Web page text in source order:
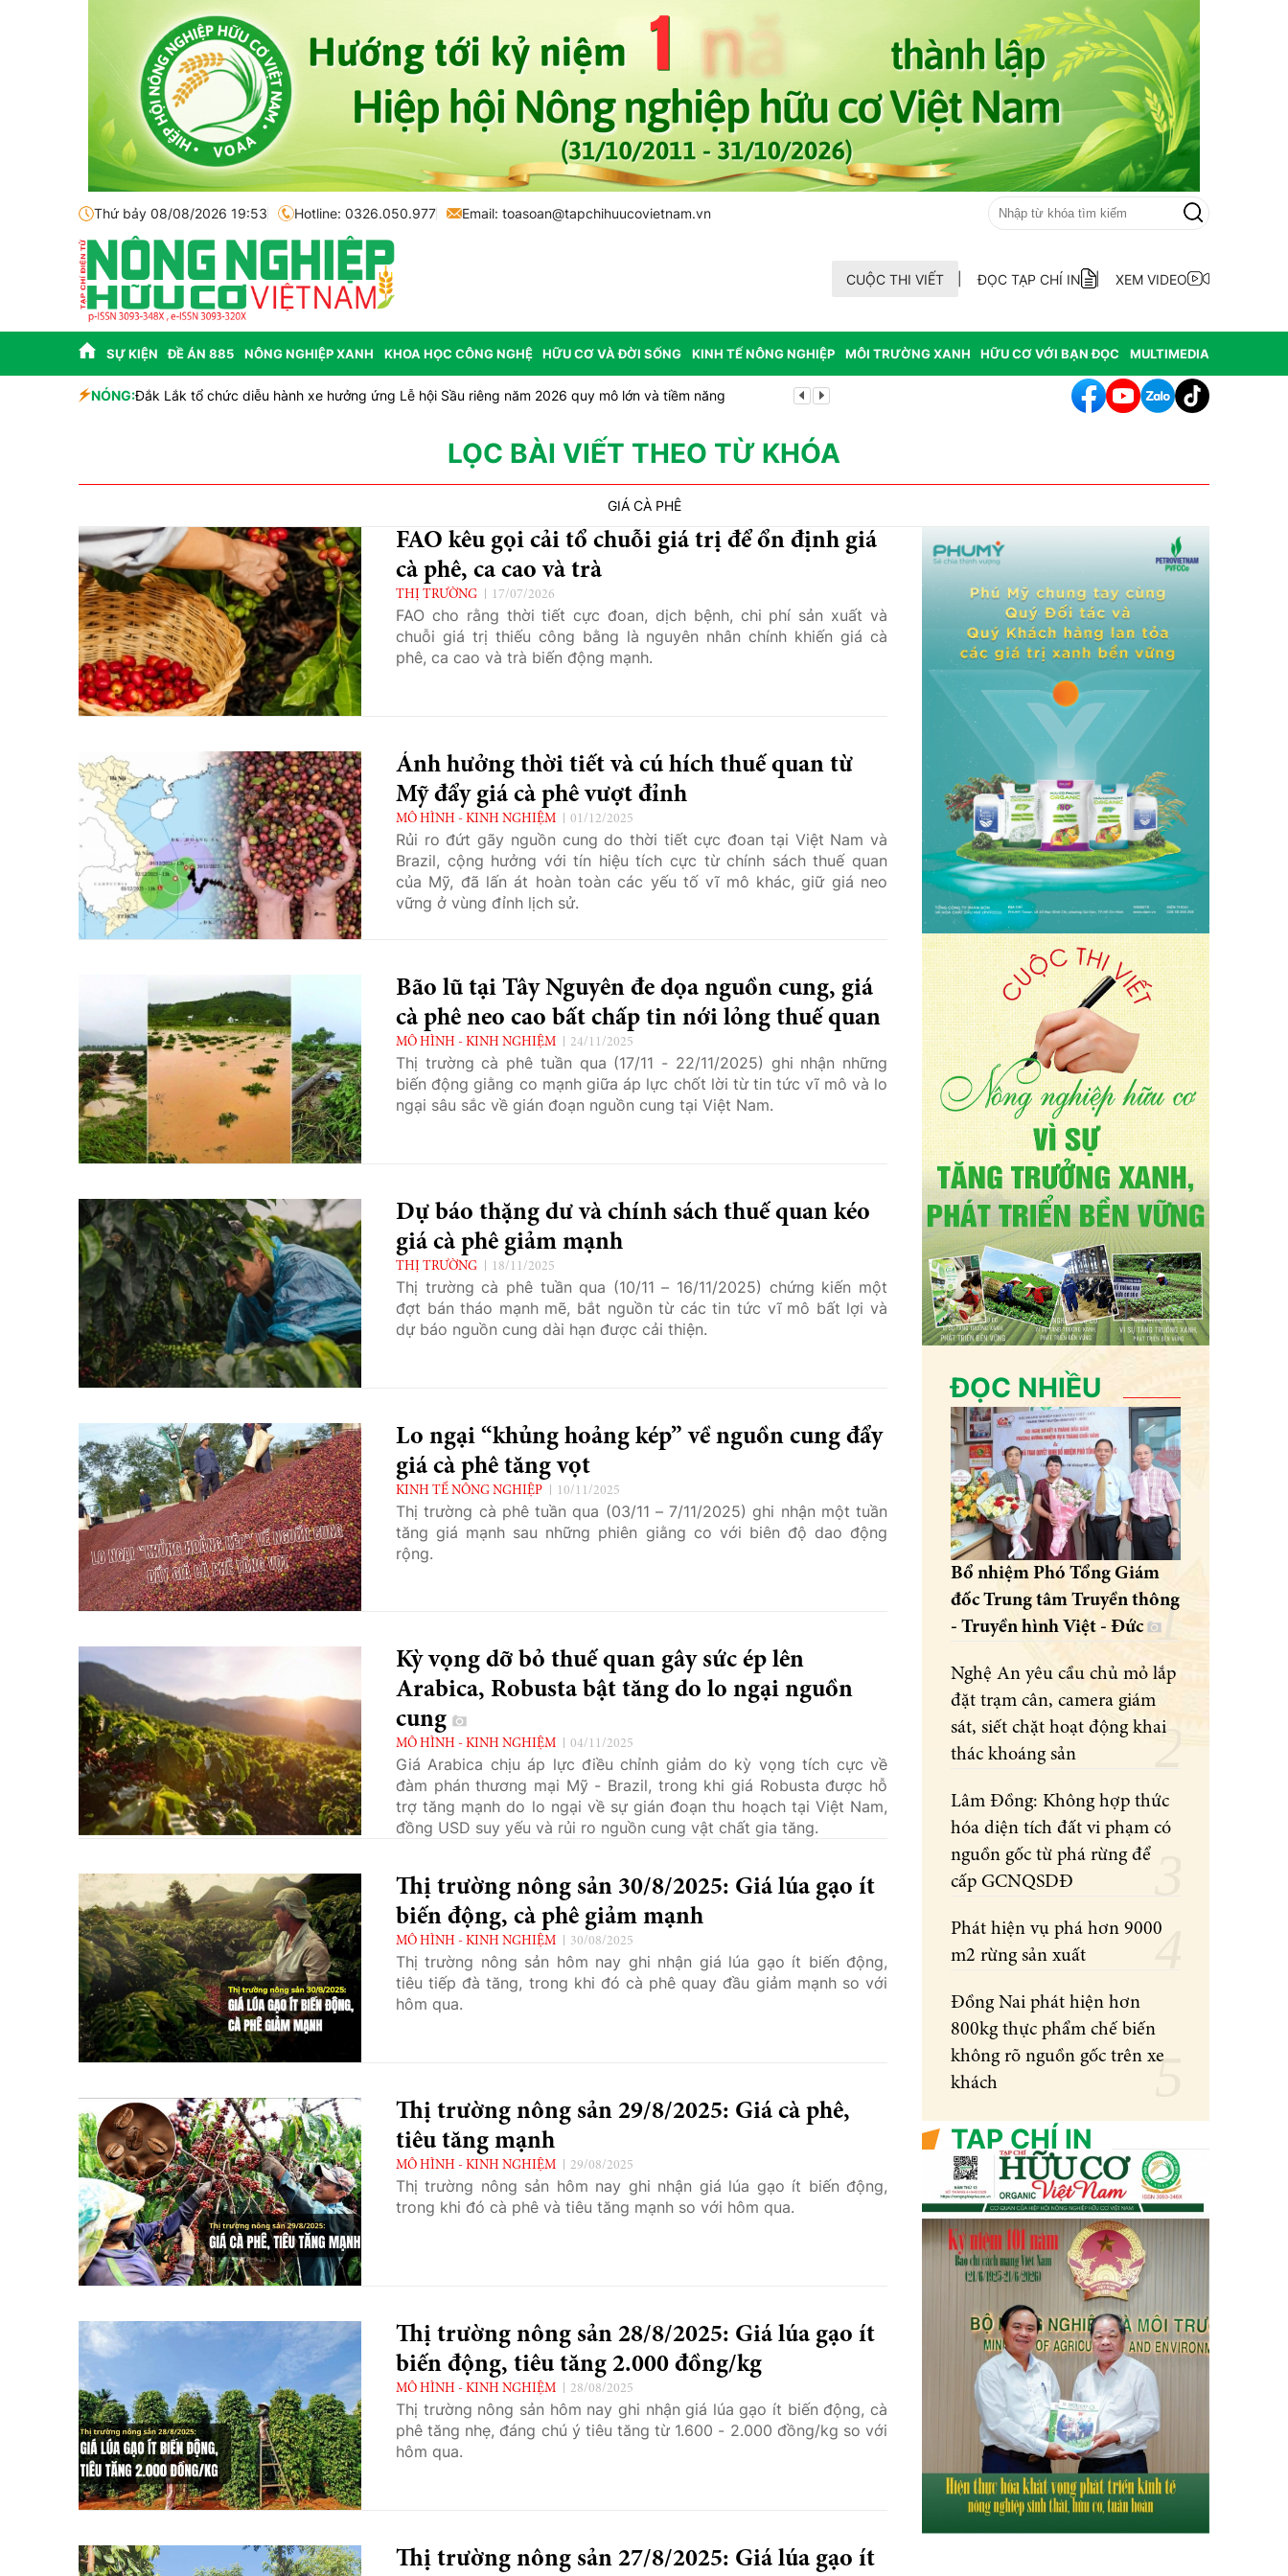
Thứ bảy 08/08/2026 19:53 Hotline: 0326.050.977 Email: toasoan@tapchihuucovietnam.vn
CUỘC THI VIẾT ĐỌC TẠP CHÍ IN XEM VIDEO
SỰ KIỆN ĐỀ ÁN 885 NÔNG NGHIỆP XANH KHOA HỌC CÔNG NGHỆ HỮU CƠ VÀ ĐỜI SỐNG KINH TẾ NÔNG NGHIỆP MÔI TRƯỜNG XANH HỮU CƠ VỚI BẠN ĐỌC MULTIMEDIA
NÓNG:Đắk Lắk tổ chức diễu hành xe hưởng ứng Lễ hội Sầu riêng năm 2026 quy mô lớn và tiềm năng Vĩnh Long phát hiện 9 mẫu xăng dầu kém chất lượng
LỌC BÀI VIẾT THEO TỪ KHÓA
GIÁ CÀ PHÊ
FAO kêu gọi cải tổ chuỗi giá trị để ổn định giá
cà phê, ca cao và trà
THỊ TRƯỜNG 17/07/2026
FAO cho rằng thời tiết cực đoan, dịch bệnh, chi phí sản xuất và
chuỗi giá trị thiếu công bằng là nguyên nhân chính khiến giá cà
phê, ca cao và trà biến động mạnh.
Ảnh hưởng thời tiết và cú hích thuế quan từ
Mỹ đẩy giá cà phê vượt đỉnh
MÔ HÌNH - KINH NGHIỆM 01/12/2025
Rủi ro đứt gãy nguồn cung do thời tiết cực đoan tại Việt Nam và
Brazil, cộng hưởng với tín hiệu tích cực từ chính sách thuế quan
của Mỹ, đã lấn át hoàn toàn các yếu tố vĩ mô khác, giữ giá neo
vững ở vùng đỉnh lịch sử.
Bão lũ tại Tây Nguyên đe dọa nguồn cung, giá
cà phê neo cao bất chấp tin nới lỏng thuế quan
MÔ HÌNH - KINH NGHIỆM 24/11/2025
Thị trường cà phê tuần qua (17/11 - 22/11/2025) ghi nhận những
biến động giằng co mạnh giữa áp lực chốt lời từ tin tức vĩ mô và lo
ngại sâu sắc về gián đoạn nguồn cung tại Việt Nam.
Dự báo thặng dư và chính sách thuế quan kéo
giá cà phê giảm mạnh
THỊ TRƯỜNG 18/11/2025
Thị trường cà phê tuần qua (10/11 – 16/11/2025) chứng kiến một
đợt bán tháo mạnh mẽ, bắt nguồn từ các tin tức vĩ mô bất lợi và
dự báo nguồn cung dài hạn được cải thiện.
Lo ngại “khủng hoảng kép” về nguồn cung đẩy
giá cà phê tăng vọt
KINH TẾ NÔNG NGHIỆP 10/11/2025
Thị trường cà phê tuần qua (03/11 – 7/11/2025) ghi nhận một tuần
tăng giá mạnh sau những phiên giằng co với biên độ dao động
rộng.
Kỳ vọng dỡ bỏ thuế quan gây sức ép lên
Arabica, Robusta bật tăng do lo ngại nguồn
cung
MÔ HÌNH - KINH NGHIỆM 04/11/2025
Giá Arabica chịu áp lực điều chỉnh giảm do kỳ vọng tích cực về
đàm phán thương mại Mỹ - Brazil, trong khi giá Robusta được hỗ
trợ tăng mạnh do lo ngại về sự gián đoạn thu hoạch tại Việt Nam,
đồng USD suy yếu và rủi ro nguồn cung vật chất gia tăng.
Thị trường nông sản 30/8/2025: Giá lúa gạo ít
biến động, cà phê giảm mạnh
MÔ HÌNH - KINH NGHIỆM 30/08/2025
Thị trường nông sản hôm nay ghi nhận giá lúa gạo ít biến động,
tiêu tiếp đà tăng, trong khi đó cà phê quay đầu giảm mạnh so với
hôm qua.
Thị trường nông sản 29/8/2025: Giá cà phê,
tiêu tăng mạnh
MÔ HÌNH - KINH NGHIỆM 29/08/2025
Thị trường nông sản hôm nay ghi nhận giá lúa gạo ít biến động,
trong khi đó cà phê và tiêu tăng mạnh so với hôm qua.
Thị trường nông sản 28/8/2025: Giá lúa gạo ít
biến động, tiêu tăng 2.000 đồng/kg
MÔ HÌNH - KINH NGHIỆM 28/08/2025
Thị trường nông sản hôm nay ghi nhận giá lúa gạo ít biến động, cà
phê tăng nhẹ, đáng chú ý tiêu tăng từ 1.600 - 2.000 đồng/kg so với
hôm qua.
Thị trường nông sản 27/8/2025: Giá lúa gạo ít
ĐỌC NHIỀU
Bổ nhiệm Phó Tổng Giám
đốc Trung tâm Truyền thông
- Truyền hình Việt - Đức
Nghệ An yêu cầu chủ mỏ lắp
đặt trạm cân, camera giám
sát, siết chặt hoạt động khai
thác khoáng sản
Lâm Đồng: Không hợp thức
hóa diện tích đất vi phạm có
nguồn gốc từ phá rừng để
cấp GCNQSDĐ
Phát hiện vụ phá hơn 9000
m2 rừng sản xuất
Đồng Nai phát hiện hơn
800kg thực phẩm chế biến
không rõ nguồn gốc trên xe
khách
TẠP CHÍ IN